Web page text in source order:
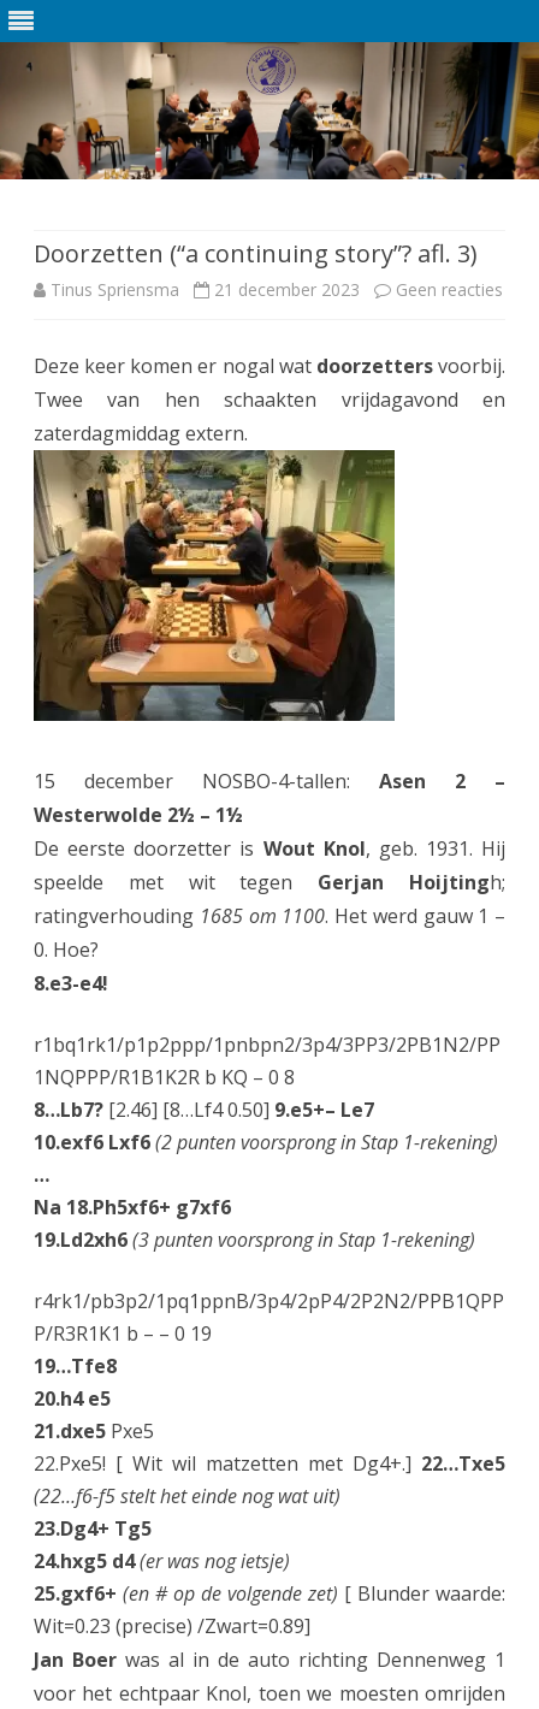
de
inhoud
Doorzetten (“a continuing story”? afl. 3)
Tinus Spriensma 21 december 2023 Geen reacties
D
“
a
c
r
?
Deze keer komen er nogal wat doorzettersvoorbij.
Twee van hen schaakten vrijdagavond en
zaterdagmiddag extern.
15 december NOSBO-4-tallen: Asen 2 –
Westerwolde 2½ – 1½
De eerste doorzetter is Wout Knol, geb. 1931. Hij
speelde met wit tegen Gerjan Hoijtingh;
ratingverhouding 1685 om 1100. Het werd gauw 1 –
0. Hoe?
8.e3-e4!
r1bq1rk1/p1p2ppp/1pnbpn2/3p4/3PP3/2PB1N2/PP
1NQPPP/R1B1K2R b KQ – 0 8
8…Lb7? [2.46] [8…Lf4 0.50] 9.e5+– Le7
10.exf6 Lxf6(2 punten voorsprong in Stap 1-rekening)
…
Na 18.Ph5xf6+ g7xf6
19.Ld2xh6(3 punten voorsprong in Stap 1-rekening)
r4rk1/pb3p2/1pq1ppnB/3p4/2pP4/2P2N2/PPB1QPP
P/R3R1K1 b – – 0 19
19…Tfe8
20.h4 e5
21.dxe5 Pxe5
22.Pxe5! [ Wit wil matzetten met Dg4+.] 22…Txe5
(22…f6-f5 stelt het einde nog wat uit)
23.Dg4+ Tg5
24.hxg5 d4(er was nog ietsje)
25.gxf6+ (en # op de volgende zet) [ Blunder waarde:
Wit=0.23 (precise) /Zwart=0.89]
Jan Boer was al in de auto richting Dennenweg 1
voor het echtpaar Knol, toen we moesten omrijden